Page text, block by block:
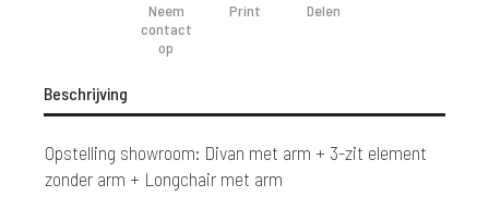
Neem
contact
op
Print Delen
Beschrijving
Opstelling showroom: Divan met arm + 3-zit element
zonder arm + Longchair met arm